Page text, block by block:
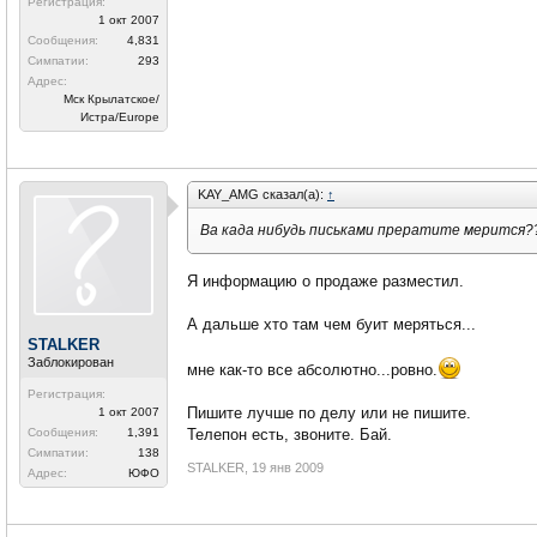
1 окт 2007
Сообщения:
4,831
Симпатии:
293
Адрес:
Мск Крылатское/
Истра/Europe
STALKER
Заблокирован
Регистрация:
1 окт 2007
Сообщения:
1,391
Симпатии:
138
Адрес:
ЮФО
KAY_AMG сказал(а): ↑
Ва када нибудь письками прератите
Я информацию о продаже разместил.
А дальше хто там чем буит меряться...
мне как-то все абсолютно...ровно.
Пишите лучше по делу или не пишите.
Телепон есть, звоните. Бай.
STALKER 19 янв 2009